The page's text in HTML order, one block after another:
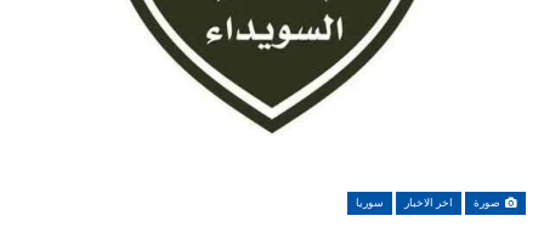
صورة اخر الاخبار سوريا